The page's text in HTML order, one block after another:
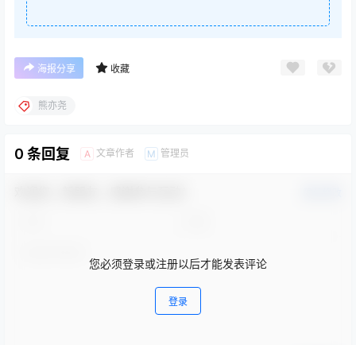
海报分享 收藏
熊亦尧
0 条回复 A 文章作者 M 管理员
您必须登录或注册以后才能发表评论
登录